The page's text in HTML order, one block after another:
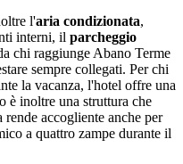
l'aria condizionata,
interni, il parcheggio
chi raggiunge Abano Terme
sempre collegati. Per chi
la vacanza, l'hotel offre una
è inoltre una struttura che
rende accogliente anche per
a quattro zampe durante il